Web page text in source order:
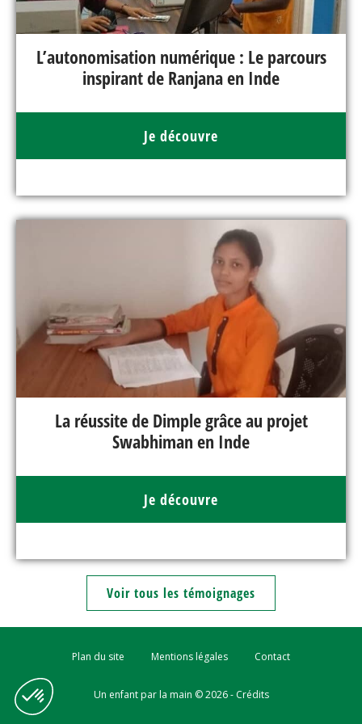
L’autonomisation numérique : Le parcours
inspirant de Ranjana en Inde
Je découvre
La réussite de Dimple grâce au projet
Swabhiman en Inde
Je découvre
Voir tous les témoignages
Plan du site Mentions légales Contact
Un enfant par la main © 2026 - Crédits